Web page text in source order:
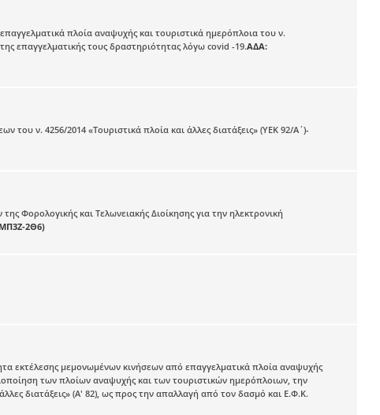
πλοία αναψυχής και τουριστικά ημερόπλοια του ν.
επαγγελματικής τους δραστηριότητας λόγω covid -19.ΑΔΑ:
του ν. 4256/2014 «Τουριστικά πλοία και άλλες διατάξεις» (ΥΕΚ 92/Α΄)-
Φορολογικής και Τελωνειακής Διοίκησης για την ηλεκτρονική
2Θ6)
εκτέλεσης μεμονωμένων κινήσεων από επαγγελματικά πλοία αναψυχής
των πλοίων αναψυχής και των τουριστικών ημερόπλοιων, την
διατάξεις» (Α' 82), ως προς την απαλλαγή από τον δασμό και Ε.Φ.Κ.